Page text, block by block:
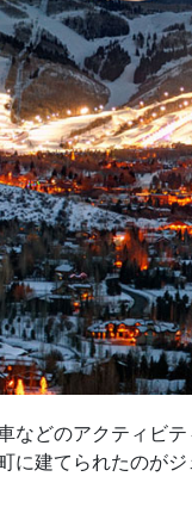
などのアクティビ
に建てられたのが